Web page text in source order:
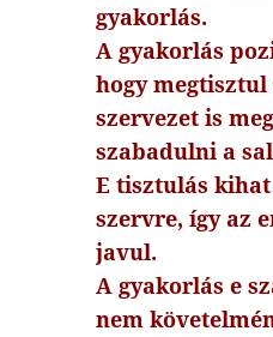
gyakorlás.
A gyakorlás
hogy megtisztul
szervezet is
szabadulni a
E tisztulás
szervre, így az
javul.
A gyakorlás e
nem